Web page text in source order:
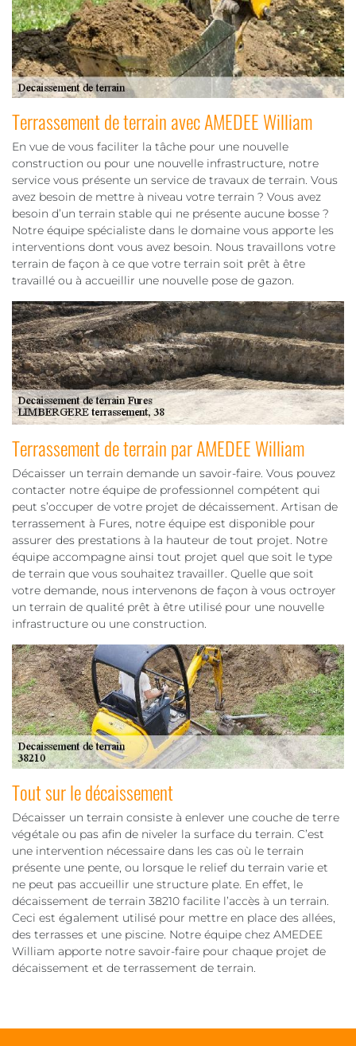
Terrassement de terrain avec AMEDEE William
En vue de vous faciliter la tâche pour une nouvelle
construction ou pour une nouvelle infrastructure, notre
service vous présente un service de travaux de terrain. Vous
avez besoin de mettre à niveau votre terrain ? Vous avez
besoin d’un terrain stable qui ne présente aucune bosse ?
Notre équipe spécialiste dans le domaine vous apporte les
interventions dont vous avez besoin. Nous travaillons votre
terrain de façon à ce que votre terrain soit prêt à être
travaillé ou à accueillir une nouvelle pose de gazon.
Terrassement de terrain par AMEDEE William
Décaisser un terrain demande un savoir-faire. Vous pouvez
contacter notre équipe de professionnel compétent qui
peut s’occuper de votre projet de décaissement. Artisan de
terrassement à Fures, notre équipe est disponible pour
assurer des prestations à la hauteur de tout projet. Notre
équipe accompagne ainsi tout projet quel que soit le type
de terrain que vous souhaitez travailler. Quelle que soit
votre demande, nous intervenons de façon à vous octroyer
un terrain de qualité prêt à être utilisé pour une nouvelle
infrastructure ou une construction.
Tout sur le décaissement
Décaisser un terrain consiste à enlever une couche de terre
végétale ou pas afin de niveler la surface du terrain. C’est
une intervention nécessaire dans les cas où le terrain
présente une pente, ou lorsque le relief du terrain varie et
ne peut pas accueillir une structure plate. En effet, le
décaissement de terrain 38210 facilite l’accès à un terrain.
Ceci est également utilisé pour mettre en place des allées,
des terrasses et une piscine. Notre équipe chez AMEDEE
William apporte notre savoir-faire pour chaque projet de
décaissement et de terrassement de terrain.